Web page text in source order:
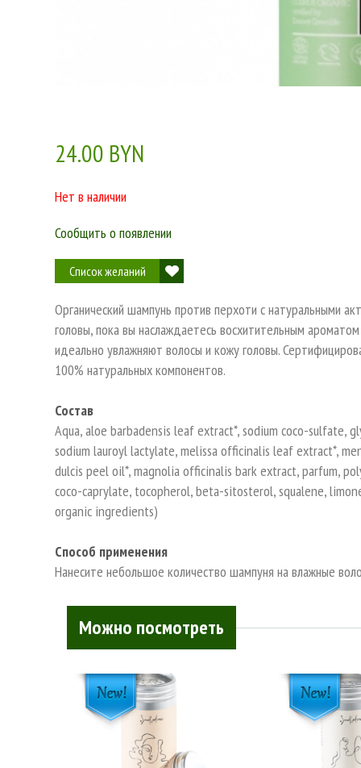
24.00 BYN
Нет в наличии
Сообщить о появлении
Список желаний
Органический шампунь против перхоти с натуральными
головы, пока вы наслаждаетесь восхитительным
идеально увлажняют волосы и кожу головы.
100% натуральных компонентов.
Состав
Aqua, aloe barbadensis leaf extract*, sodium coco-sulfate,
sodium lauroyl lactylate, melissa officinalis leaf extract*,
dulcis peel oil*, magnolia officinalis bark extract, parfum,
coco-caprylate, tocopherol, beta-sitosterol, squalene,
organic ingredients)
Способ применения
Нанесите небольшое количество шампуня на влажные
Можно посмотреть